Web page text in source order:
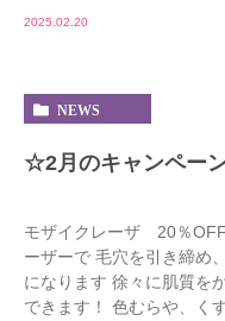
2025.02.20
NEWS
☆2月のキャンペー
モザイクレーザ 20％
ーザーで 毛穴を引き締め
になります 徐々に肌質を
できます！ 色むらや、く